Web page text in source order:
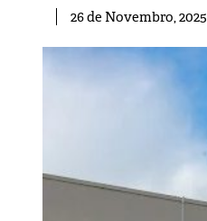
26 de Novembro, 2025